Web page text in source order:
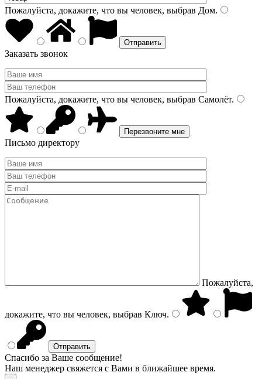
Пожалуйста, докажите, что вы человек, выбрав Дом.
Заказать звонок
Пожалуйста, докажите, что вы человек, выбрав Самолёт.
Письмо директору
Пожалуйста,
докажите, что вы человек, выбрав Ключ.
Спасибо за Ваше сообщение!
Наш менеджер свяжется с Вами в ближайшее время.